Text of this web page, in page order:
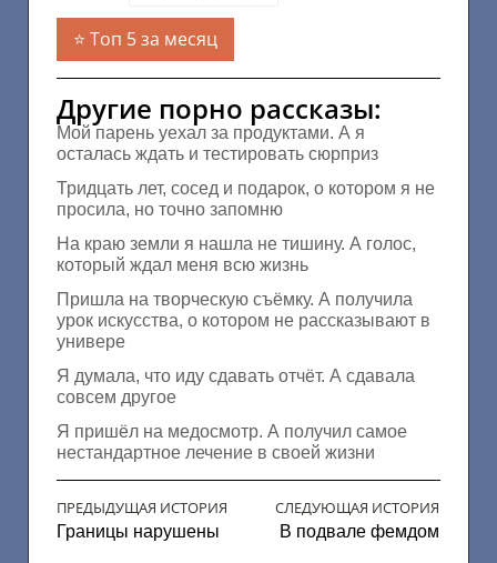
Топ 5 за месяц
Другие порно рассказы:
Мой парень уехал за продуктами. А я
осталась ждать и тестировать сюрприз
Тридцать лет, сосед и подарок, о котором я не
просила, но точно запомню
На краю земли я нашла не тишину. А голос,
который ждал меня всю жизнь
Пришла на творческую съёмку. А получила
урок искусства, о котором не рассказывают в
универе
Я думала, что иду сдавать отчёт. А сдавала
совсем другое
Я пришёл на медосмотр. А получил самое
нестандартное лечение в своей жизни
ПРЕДЫДУЩАЯ ИСТОРИЯ
Границы нарушены
СЛЕДУЮЩАЯ ИСТОРИЯ
В подвале фемдом